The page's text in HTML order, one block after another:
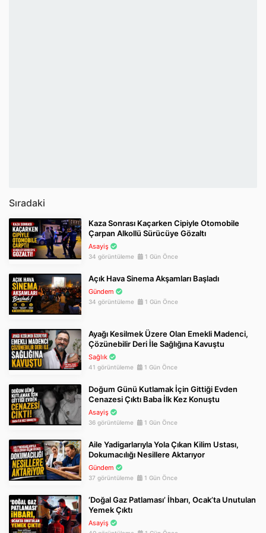
Sıradaki
Kaza Sonrası Kaçarken Cipiyle Otomobile
Çarpan Alkollü Sürücüye Gözaltı
Asayiş
34 görüntüleme 1 Gün Önce
Açık Hava Sinema Akşamları Başladı
Gündem
34 görüntüleme 1 Gün Önce
Ayağı Kesilmek Üzere Olan Emekli Madenci,
Çözünebilir Deri İle Sağlığına Kavuştu
Sağlık
41 görüntüleme 1 Gün Önce
Doğum Günü Kutlamak İçin Gittiği Evden
Cenazesi Çıktı Baba İlk Kez Konuştu
Asayiş
36 görüntüleme 1 Gün Önce
Aile Yadigarlarıyla Yola Çıkan Kilim Ustası,
Dokumacılığı Nesillere Aktarıyor
Gündem
37 görüntüleme 1 Gün Önce
‘Doğal Gaz Patlaması’ İhbarı, Ocak’ta Unutulan
Yemek Çıktı
Asayiş